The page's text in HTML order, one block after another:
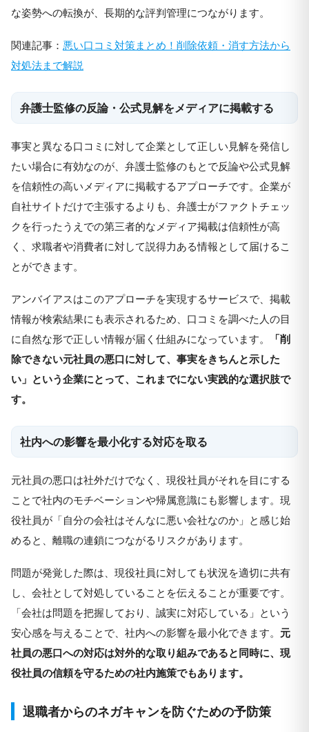
な姿勢への転換が、長期的な評判管理につながります。
関連記事： 悪い口コミ対策まとめ！削除依頼・消す方法から
対処法まで解説
弁護士監修の反論・公式見解をメディアに掲載する
事実と異なる口コミに対して企業として正しい見解を発信し
たい場合に有効なのが、弁護士監修のもとで反論や公式見解
を信頼性の高いメディアに掲載するアプローチです。企業が
自社サイトだけで主張するよりも、弁護士がファクトチェッ
クを行ったうえでの第三者的なメディア掲載は信頼性が高
く、求職者や消費者に対して説得力ある情報として届けるこ
とができます。
アンバイアスはこのアプローチを実現するサービスで、掲載
情報が検索結果にも表示されるため、口コミを調べた人の目
に自然な形で正しい情報が届く仕組みになっています。
「削
除できない元社員の悪口に対して、事実をきちんと示した
い」という企業にとって、これまでにない実践的な選択肢で
す。
社内への影響を最小化する対応を取る
元社員の悪口は社外だけでなく、現役社員がそれを目にする
ことで社内のモチベーションや帰属意識にも影響します。現
役社員が「自分の会社はそんなに悪い会社なのか」と感じ始
めると、離職の連鎖につながるリスクがあります。
問題が発覚した際は、現役社員に対しても状況を適切に共有
し、会社として対処していることを伝えることが重要です。
「会社は問題を把握しており、誠実に対応している」という
安心感を与えることで、社内への影響を最小化できます。 元
社員の悪口への対応は対外的な取り組みであると同時に、現
役社員の信頼を守るための社内施策でもあります。
退職者からのネガキャンを防ぐための予防策